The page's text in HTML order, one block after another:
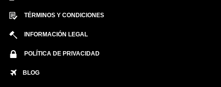
TÉRMINOS Y CONDICIONES
INFORMACIÓN LEGAL
POLÍTICA DE PRIVACIDAD
BLOG